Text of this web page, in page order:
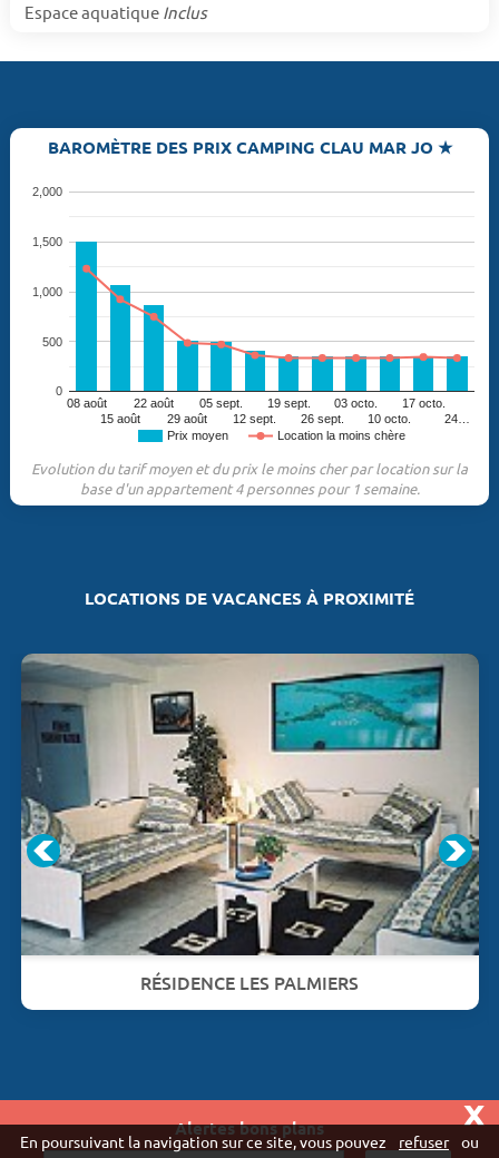
Alertes bons plans x
Espace aquatique Inclus
BAROMÈTRE DES PRIX CAMPING CLAU MAR JO ★
Prix moyen Location la moins chère
08 août
15 août
22 août
29 août
05 sept.
12 sept.
19 sept.
26 sept.
03 octo.
10 octo.
17 octo.
24…
0
500
1,000
1,500
2,000
Evolution du tarif moyen et du prix le moins cher par location sur la
base d'un appartement 4 personnes pour 1 semaine.
LOCATIONS DE VACANCES À PROXIMITÉ
RÉSIDENCE LES PALMIERS
Vivaweb SARL - RCS Créteil n°790 591 572
En poursuivant la navigation sur ce site, vous pouvez refuser
ou